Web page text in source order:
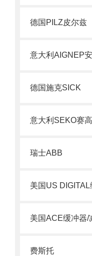
德国PILZ皮尔兹
意大利AIGNEP
德国施克SICK
意大利SEKO赛高
瑞士ABB
美国US DIGITAL
美国ACE缓冲器/
费斯托